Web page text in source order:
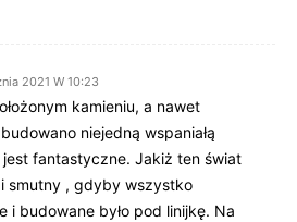
2021 W 10:23
kamieniu, a nawet
niejedną wspaniałą
fantastyczne. Jakiż ten świat
i smutny , gdyby wszystko
i budowane było pod linijkę. Na